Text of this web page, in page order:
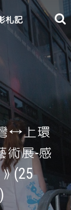
札記
↔上環
術展-感
(25